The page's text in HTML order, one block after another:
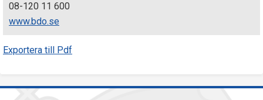
08-120 11 600
www.bdo.se
Exportera till Pdf